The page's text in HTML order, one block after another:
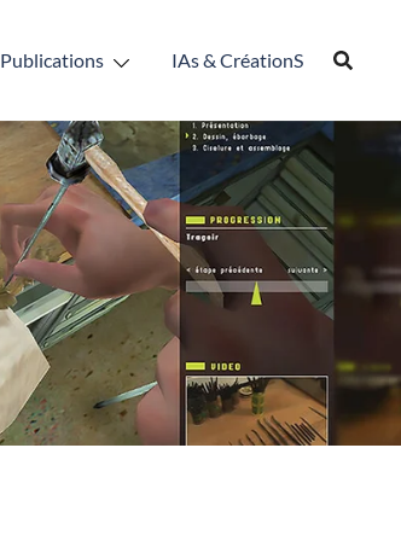
Publications IAs & CréationS